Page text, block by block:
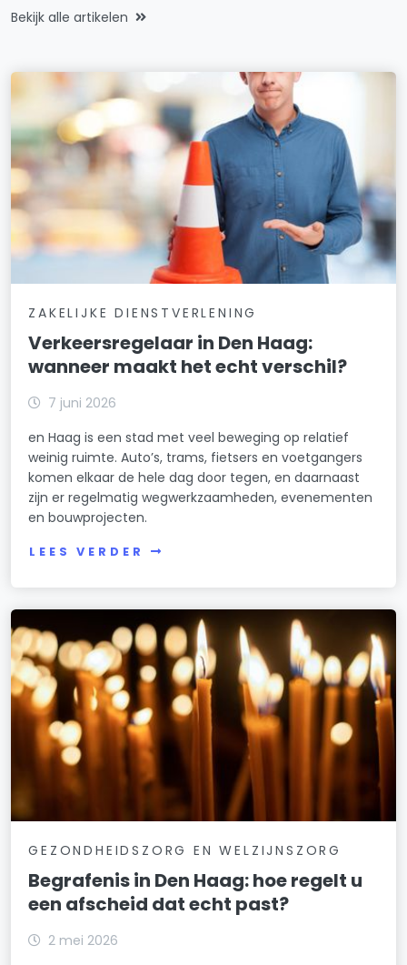
Bekijk alle artikelen
ZAKELIJKE DIENSTVERLENING
Verkeersregelaar in Den Haag:
wanneer maakt het echt verschil?
7 juni 2026
en Haag is een stad met veel beweging op relatief
weinig ruimte. Auto’s, trams, fietsers en voetgangers
komen elkaar de hele dag door tegen, en daarnaast
zijn er regelmatig wegwerkzaamheden, evenementen
en bouwprojecten.
LEES VERDER
GEZONDHEIDSZORG EN WELZIJNSZORG
Begrafenis in Den Haag: hoe regelt u
een afscheid dat echt past?
2 mei 2026